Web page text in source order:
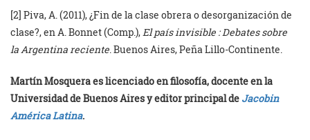
[2] Piva, A. (2011), ¿Fin de la clase obrera o desorganización de
clase?, en A. Bonnet (Comp.),El país invisible : Debates sobre
la Argentina reciente. Buenos Aires, Peña Lillo-Continente.
Martín Mosquera es licenciado en filosofía, docente en la
Universidad de Buenos Aires y editor principal de Jacobin
América Latina.